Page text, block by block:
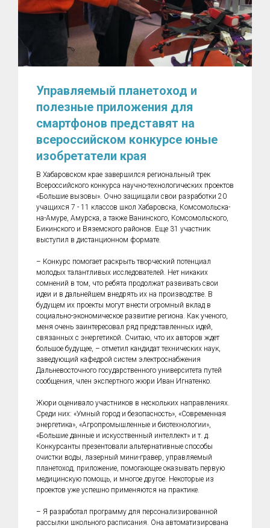
Управляемый планетоход и
полезные приложения для
смартфонов представят на
всероссийском конкурсе юные
изобретатели края
В Хабаровском крае завершился региональный трек
Всероссийского конкурса научно-технологических проектов
«Большие вызовы». Очно защищали свои разработки 20
учащихся 7 - 11 классов школ Хабаровска, Комсомольска-
на-Амуре, Амурска, а также Ванинского, Комсомольского,
Бикинского и Вяземского районов. Еще 31 участник
выступил в дистанционном формате.
– Конкурс помогает раскрыть творческий потенциал
молодых талантливых исследователей. Нет никаких
сомнений в том, что ребята продолжат развивать свои
идеи и в дальнейшем внедрять их на производстве. В
будущем их проекты могут внести огромный вклад в
социально-экономическое развитие региона. Как ученого,
меня очень заинтересовал ряд представленных идей,
связанных с энергетикой. Считаю, что их авторов ждет
большое будущее, – отметил кандидат технических наук,
заведующий кафедрой систем электроснабжения
Дальневосточного государственного университета путей
сообщения, член экспертного жюри Иван Игнатенко.
Жюри оценивало участников в нескольких направлениях.
Среди них: «Умный город и безопасность», «Современная
энергетика», «Агропромышленные и биотехнологии»,
«Большие данные и искусственный интеллект» и т. д.
Конкурсанты презентовали альтернативные способы
очистки воды, лазерный мини-гравер, управляемый
планетоход, приложение, помогающее оказывать первую
медицинскую помощь, и многое другое. Некоторые из
проектов уже успешно применяются на практике.
– Я разработал программу для персонализированной
рассылки школьного расписания. Она автоматизирована